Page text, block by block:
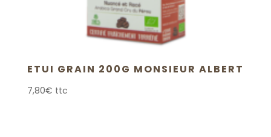
ETUI GRAIN 200G MONSIEUR ALBERT
7,80€ ttc